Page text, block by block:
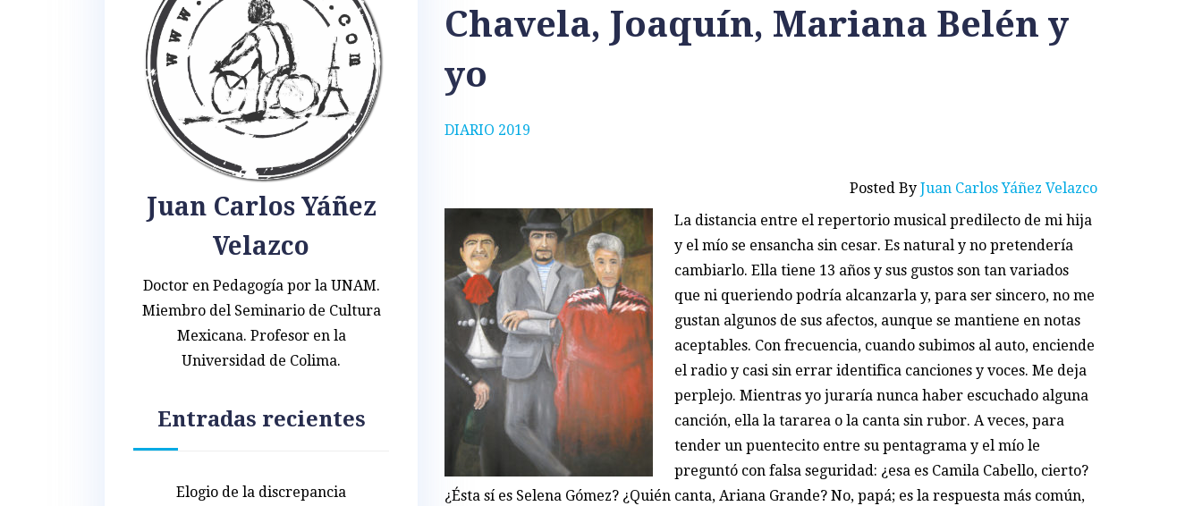
DIARIO 2019
Chavela, Joaquín, Mariana Belén y
yo
Posted By Juan Carlos Yáñez Velazco
La distancia entre el repertorio musical predilecto de mi hija
y el mío se ensancha sin cesar. Es natural y no pretendería
cambiarlo. Ella tiene 13 años y sus gustos son tan variados
que ni queriendo podría alcanzarla y, para ser sincero, no me
gustan algunos de sus afectos, aunque se mantiene en notas
aceptables. Con frecuencia, cuando subimos al auto, enciende
el radio y casi sin errar identifica canciones y voces. Me deja
perplejo. Mientras yo juraría nunca haber escuchado alguna
canción, ella la tararea o la canta sin rubor. A veces, para
tender un puentecito entre su pentagrama y el mío le
preguntó con falsa seguridad: ¿esa es Camila Cabello, cierto?
¿Ésta sí es Selena Gómez? ¿Quién canta, Ariana Grande? No, papá; es la respuesta más común,
Juan Carlos Yáñez
Velazco
Doctor en Pedagogía por la UNAM.
Miembro del Seminario de Cultura
Mexicana. Profesor en la
Universidad de Colima.
Entradas recientes
Elogio de la discrepancia